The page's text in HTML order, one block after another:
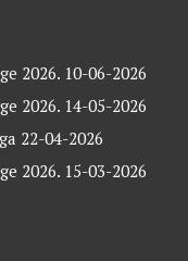
2026. 10-06-2026
2026. 14-05-2026
22-04-2026
2026. 15-03-2026